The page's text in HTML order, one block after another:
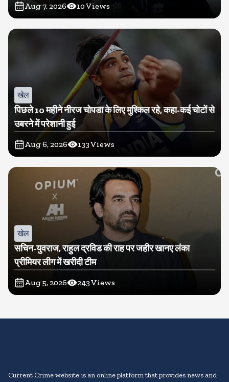
Aug 7, 2026 10Views
खेल
पिछले 10 महीने नीरज चोपडा के लिए मुश्किल रहे, कहा-कई चोटों से
उबरने में परेशानी हुई
Aug 6, 2026 133Views
खेल
सचिन-युवराज, राहुल द्रविड की राह पर जहीर खानए लंका
प्रीमियर लीग में खरीदी टीम
Aug 5, 2026 243Views
Current Crime website is an online platform that provides news and